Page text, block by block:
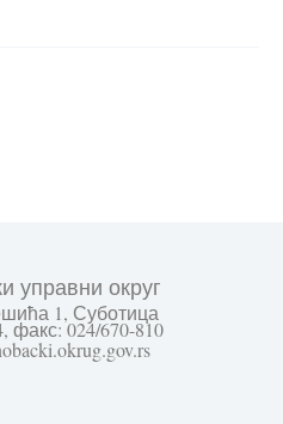
управни округ
1, Суботица
факс: 024/670-810